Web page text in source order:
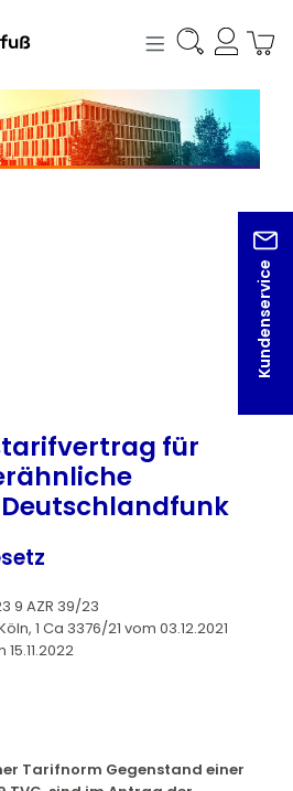
Kundenservice
für
9 AZR 39/23
1 Ca 3376/21 vom 03.12.2021
Tarifnorm Gegenstand einer